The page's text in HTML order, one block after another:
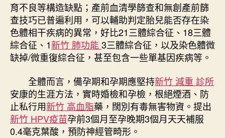
育不良等構造缺點；產前血清學篩查和無創產前篩
查技巧已普遍利用，可以輔助判定胎兒能否存在染
色體相干疾病的異常，好比21三體綜合征、18三體
綜合征、1新竹 肺功能3三體綜合征，以及染色體微
缺掉/微重復綜合征，甚至包含一些單基因疾病等。
全體而言，備孕期和孕期應堅持新竹 減重 診所
安康的生涯方法，實時婚檢和孕檢，根絕煙酒、防
止私行用新竹 高血脂藥，闊別有毒無害物資。提出
新竹 HPV疫苗孕前3個月至孕晚期3個月天天補服
0.4毫克葉酸，預防神經管畸形。